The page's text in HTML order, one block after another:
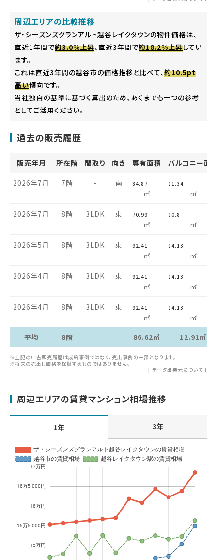
周辺エリアの比較推移
ザ・シーズンズグランアルト越谷レイクタウンの物件価格は、
直近1年間で約3.0%上昇、直近3年間で約18.2%上昇してい
ます。
これは直近3年間の越谷市の価格推移と比べて、約10.5pt
高い傾向です。
当社独自の基準に基づく算出のため、あくまでも一つの参考
としてご活用ください。
過去の販売履歴
販売年月 所在階 間取り 向き 専有面積 バルコニー面
2026年7月 7階 - 南 84.87
㎡
11.34
㎡
2026年7月 8階 3LDK 東 70.99
㎡
10.8
㎡
2026年5月 8階 3LDK 東 92.41
㎡
14.13
㎡
2026年4月 8階 3LDK 東 92.41
㎡
14.13
㎡
2026年4月 8階 3LDK 東 92.41
㎡
14.13
㎡
平均
8階 86.62㎡ 12.91㎡
※上記の中古販売履歴は成約事例ではなく、売出事例の一部となります。
※将来の売出し価格を保証するものではありません。
[ データ出典元について ］
周辺エリアの賃貸マンション相場推移
1年 3年